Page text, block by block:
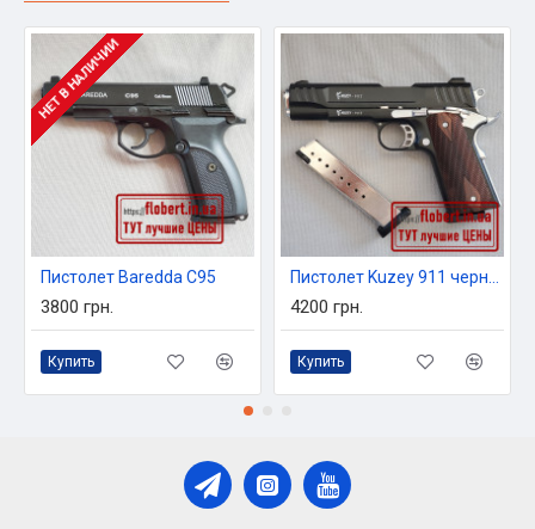
НЕТ В НАЛИЧИИ
Пистолет Baredda C95
3800 грн.
Купить
4200 грн.
Купить